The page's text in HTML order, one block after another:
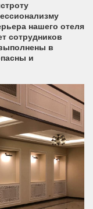
нашего отеля
сотрудников
в
и